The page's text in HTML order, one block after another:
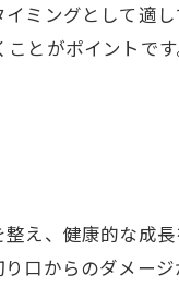
ミングとして適
とがポイントで
え、健康的な成
口からのダメー